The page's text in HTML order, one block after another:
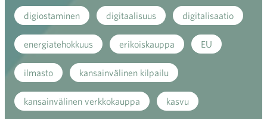
digiostaminen digitaalisuus digitalisaatio
energiatehokkuus erikoiskauppa EU
ilmasto kansainvälinen kilpailu
kansainvälinen verkkokauppa kasvu